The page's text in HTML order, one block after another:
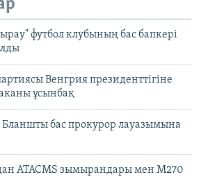
футбол клубының бас бапкері
Венгрия президенттігіне
ұсынбақ
бас прокурор лауазымына
ATACMS зымырандары мен M270